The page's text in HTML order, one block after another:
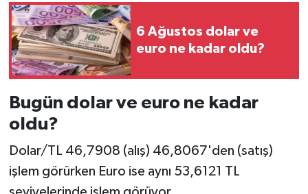
6 Ağustos dolar ve
euro ne kadar oldu?
Bugün dolar ve euro ne kadar
oldu?
Dolar/TL 46,7908 (alış) 46,8067'den (satış)
işlem görürken Euro ise aynı 53,6121 TL